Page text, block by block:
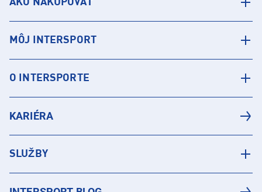
AKO NAKUPOVAŤ
MÔJ INTERSPORT
O INTERSPORTE
KARIÉRA
SLUŽBY